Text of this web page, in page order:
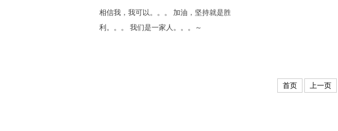
相信我，我可以。。。 加油，坚持就是胜
利。。。 我们是一家人。。。～
首页 上一页